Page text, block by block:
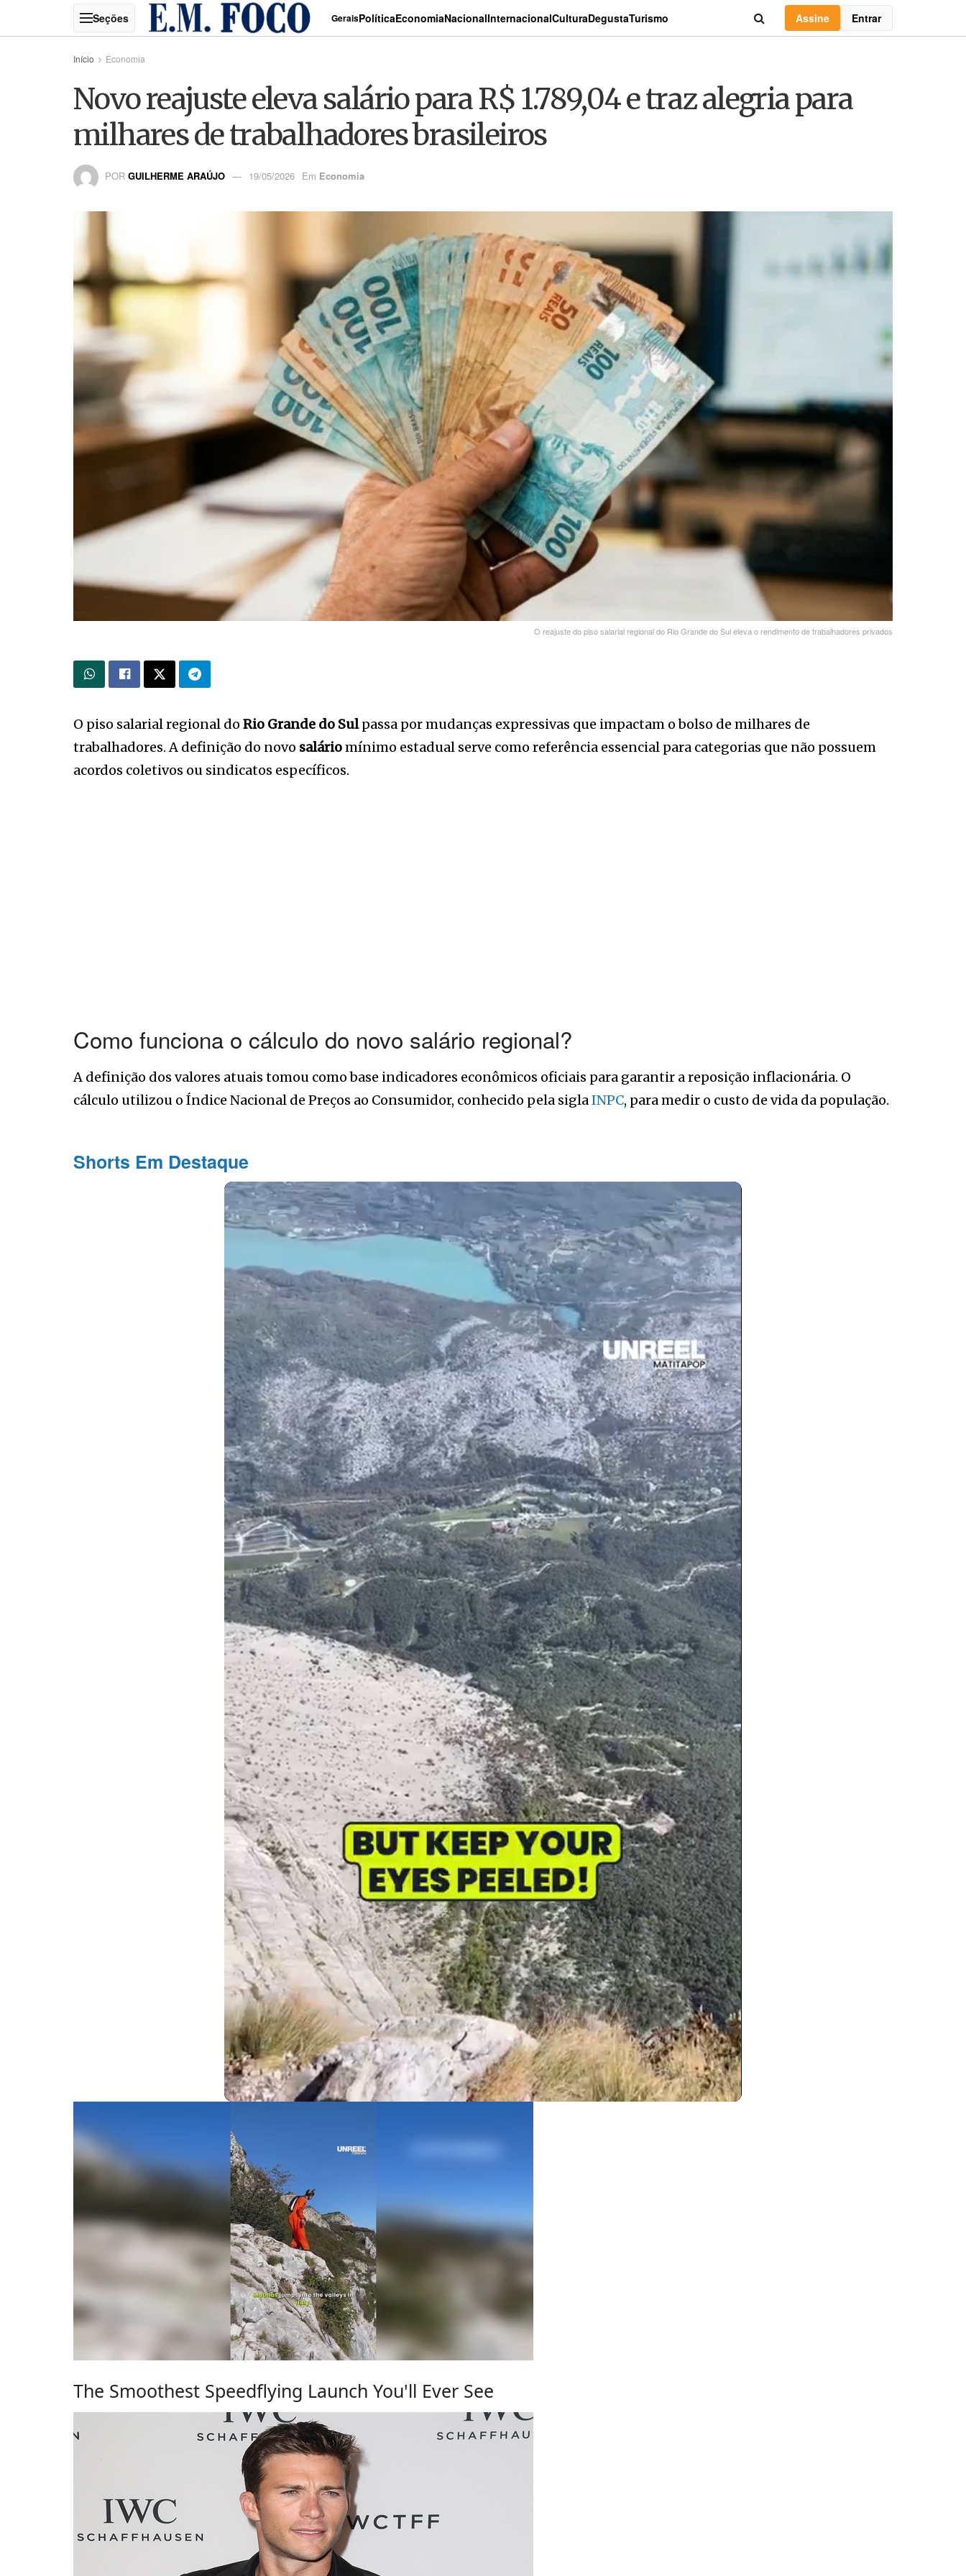
GeraisPolíticaEconomiaNacionalInternacionalCulturaDegustaTurismo Assine Entrar
Início Economia
Novo reajuste eleva salário para R$ 1.789,04 e traz alegria para
milhares de trabalhadores brasileiros
POR GUILHERME ARAÚJO 19/05/2026 Em Economia
O reajuste do piso salarial regional do Rio Grande do Sul eleva o rendimento de trabalhadores privados
O piso salarial regional do Rio Grande do Sulpassa por mudanças expressivas que impactam o bolso de milhares de
trabalhadores. A definição do novo saláriomínimo estadual serve como referência essencial para categorias que não possuem
acordos coletivos ou sindicatos específicos.
Como funciona o cálculo do novo salário regional?
A definição dos valores atuais tomou como base indicadores econômicos oficiais para garantir a reposição inflacionária. O
cálculo utilizou o Índice Nacional de Preços ao Consumidor, conhecido pela siglaINPC, para medir o custo de vida da população.
Shorts Em Destaque
The Smoothest Speedflying Launch You'll Ever See